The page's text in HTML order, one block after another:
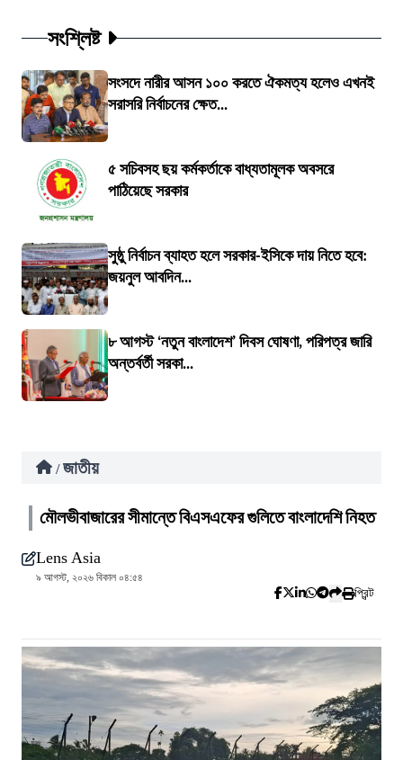
সংশ্লিষ্ট
সংসদে নারীর আসন ১০০ করতে ঐকমত্য হলেও এখনই
সরাসরি নির্বাচনের ক্ষেত...
৫ সচিবসহ ছয় কর্মকর্তাকে বাধ্যতামূলক অবসরে
পাঠিয়েছে সরকার
সুষ্ঠু নির্বাচন ব্যাহত হলে সরকার-ইসিকে দায় নিতে হবে:
জয়নুল আবদিন...
৮ আগস্ট ‘নতুন বাংলাদেশ’ দিবস ঘোষণা, পরিপত্র জারি
অন্তর্বর্তী সরকা...
/ জাতীয়
মৌলভীবাজারের সীমান্তে বিএসএফের গুলিতে বাংলাদেশি নিহত
Lens Asia
৯ আগস্ট, ২০২৬ বিকাল ০৪:৫৪
প্রিন্ট